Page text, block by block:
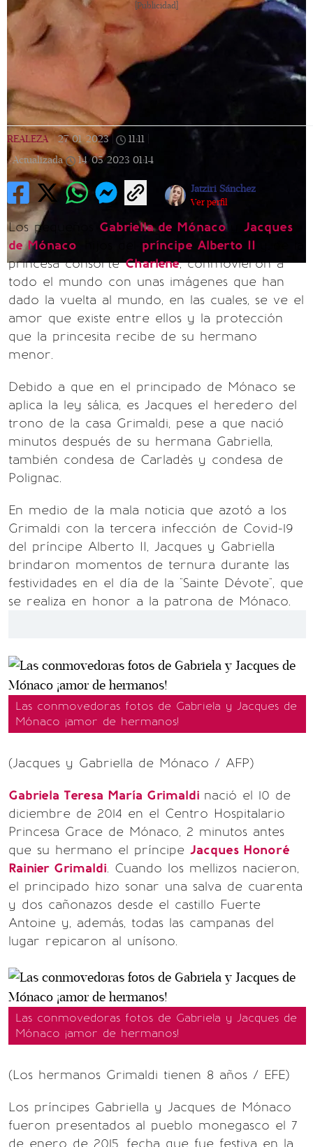
[Publicidad]
REALEZA | 27/01/2023 11:11
Actualizada
14/05/2023 01:14
Jatziri Sánchez
Ver perfil
Los pequeños Gabriella de Mónaco
Jacques
de Mónaco
príncipe Alberto II
princesa consorteCharlene, conmovieron a
todo el mundo con unas imágenes que han
dado la vuelta al mundo, en las cuales, se ve el
amor que existe entre ellos y la protección
que la princesita recibe de su hermano
menor.
Debido a que en el principado de Mónaco se
aplica la ley sálica, es Jacques el heredero del
trono de la casa Grimaldi, pese a que nació
minutos después de su hermana Gabriella,
también condesa de Carladès y condesa de
Polignac.
En medio de la mala noticia que azotó a los
Grimaldi con la tercera infección de Covid-19
del príncipe Alberto II, Jacques y Gabriella
brindaron momentos de ternura durante las
festividades en el día de la "Sainte Dévote", que
se realiza en honor a la patrona de Mónaco.
Las conmovedoras fotos de Gabriela y Jacques de
Mónaco ¡amor de hermanos!
(Jacques y Gabriella de Mónaco / AFP)
Gabriela Teresa María Grimaldi nació el 10 de
diciembre de 2014 en el Centro Hospitalario
Princesa Grace de Mónaco, 2 minutos antes
que su hermano el príncipe Jacques Honoré
Rainier Grimaldi. Cuando los mellizos nacieron,
el principado hizo sonar una salva de cuarenta
y dos cañonazos desde el castillo Fuerte
Antoine y, además, todas las campanas del
lugar repicaron al unísono.
Las conmovedoras fotos de Gabriela y Jacques de
Mónaco ¡amor de hermanos!
(Los hermanos Grimaldi tienen 8 años / EFE)
Los príncipes Gabriella y Jacques de Mónaco
fueron presentados al pueblo monegasco el 7
de enero de 2015, fecha que fue festiva en la